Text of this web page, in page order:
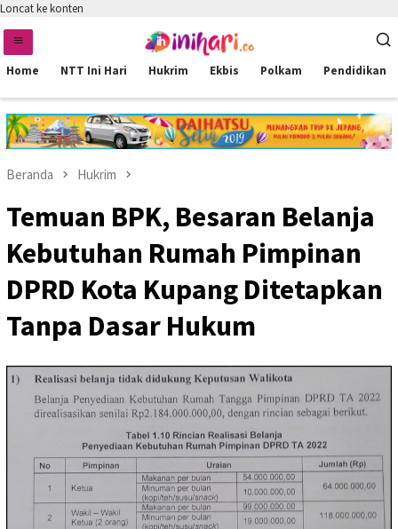
Loncat ke konten
Home NTT Ini Hari Hukrim Ekbis Polkam Pendidikan
Beranda Hukrim
Temuan BPK, Besaran Belanja
Kebutuhan Rumah Pimpinan
DPRD Kota Kupang Ditetapkan
Tanpa Dasar Hukum